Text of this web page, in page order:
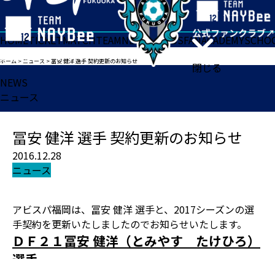
閉じる
HOMETICKETMATCHTEAMNEWSGOODSFANACADEMY
ホーム >ニュース > 冨安 健洋 選手 契約更新のお知らせ
NEWS
ニュース
冨安 健洋 選手 契約更新のお知らせ
2016.12.28
ニュース
アビスパ福岡は、冨安 健洋 選手と、2017シーズンの選
手契約を更新いたしましたのでお知らせいたします。
ＤＦ２１冨安 健洋（とみやす たけひろ）